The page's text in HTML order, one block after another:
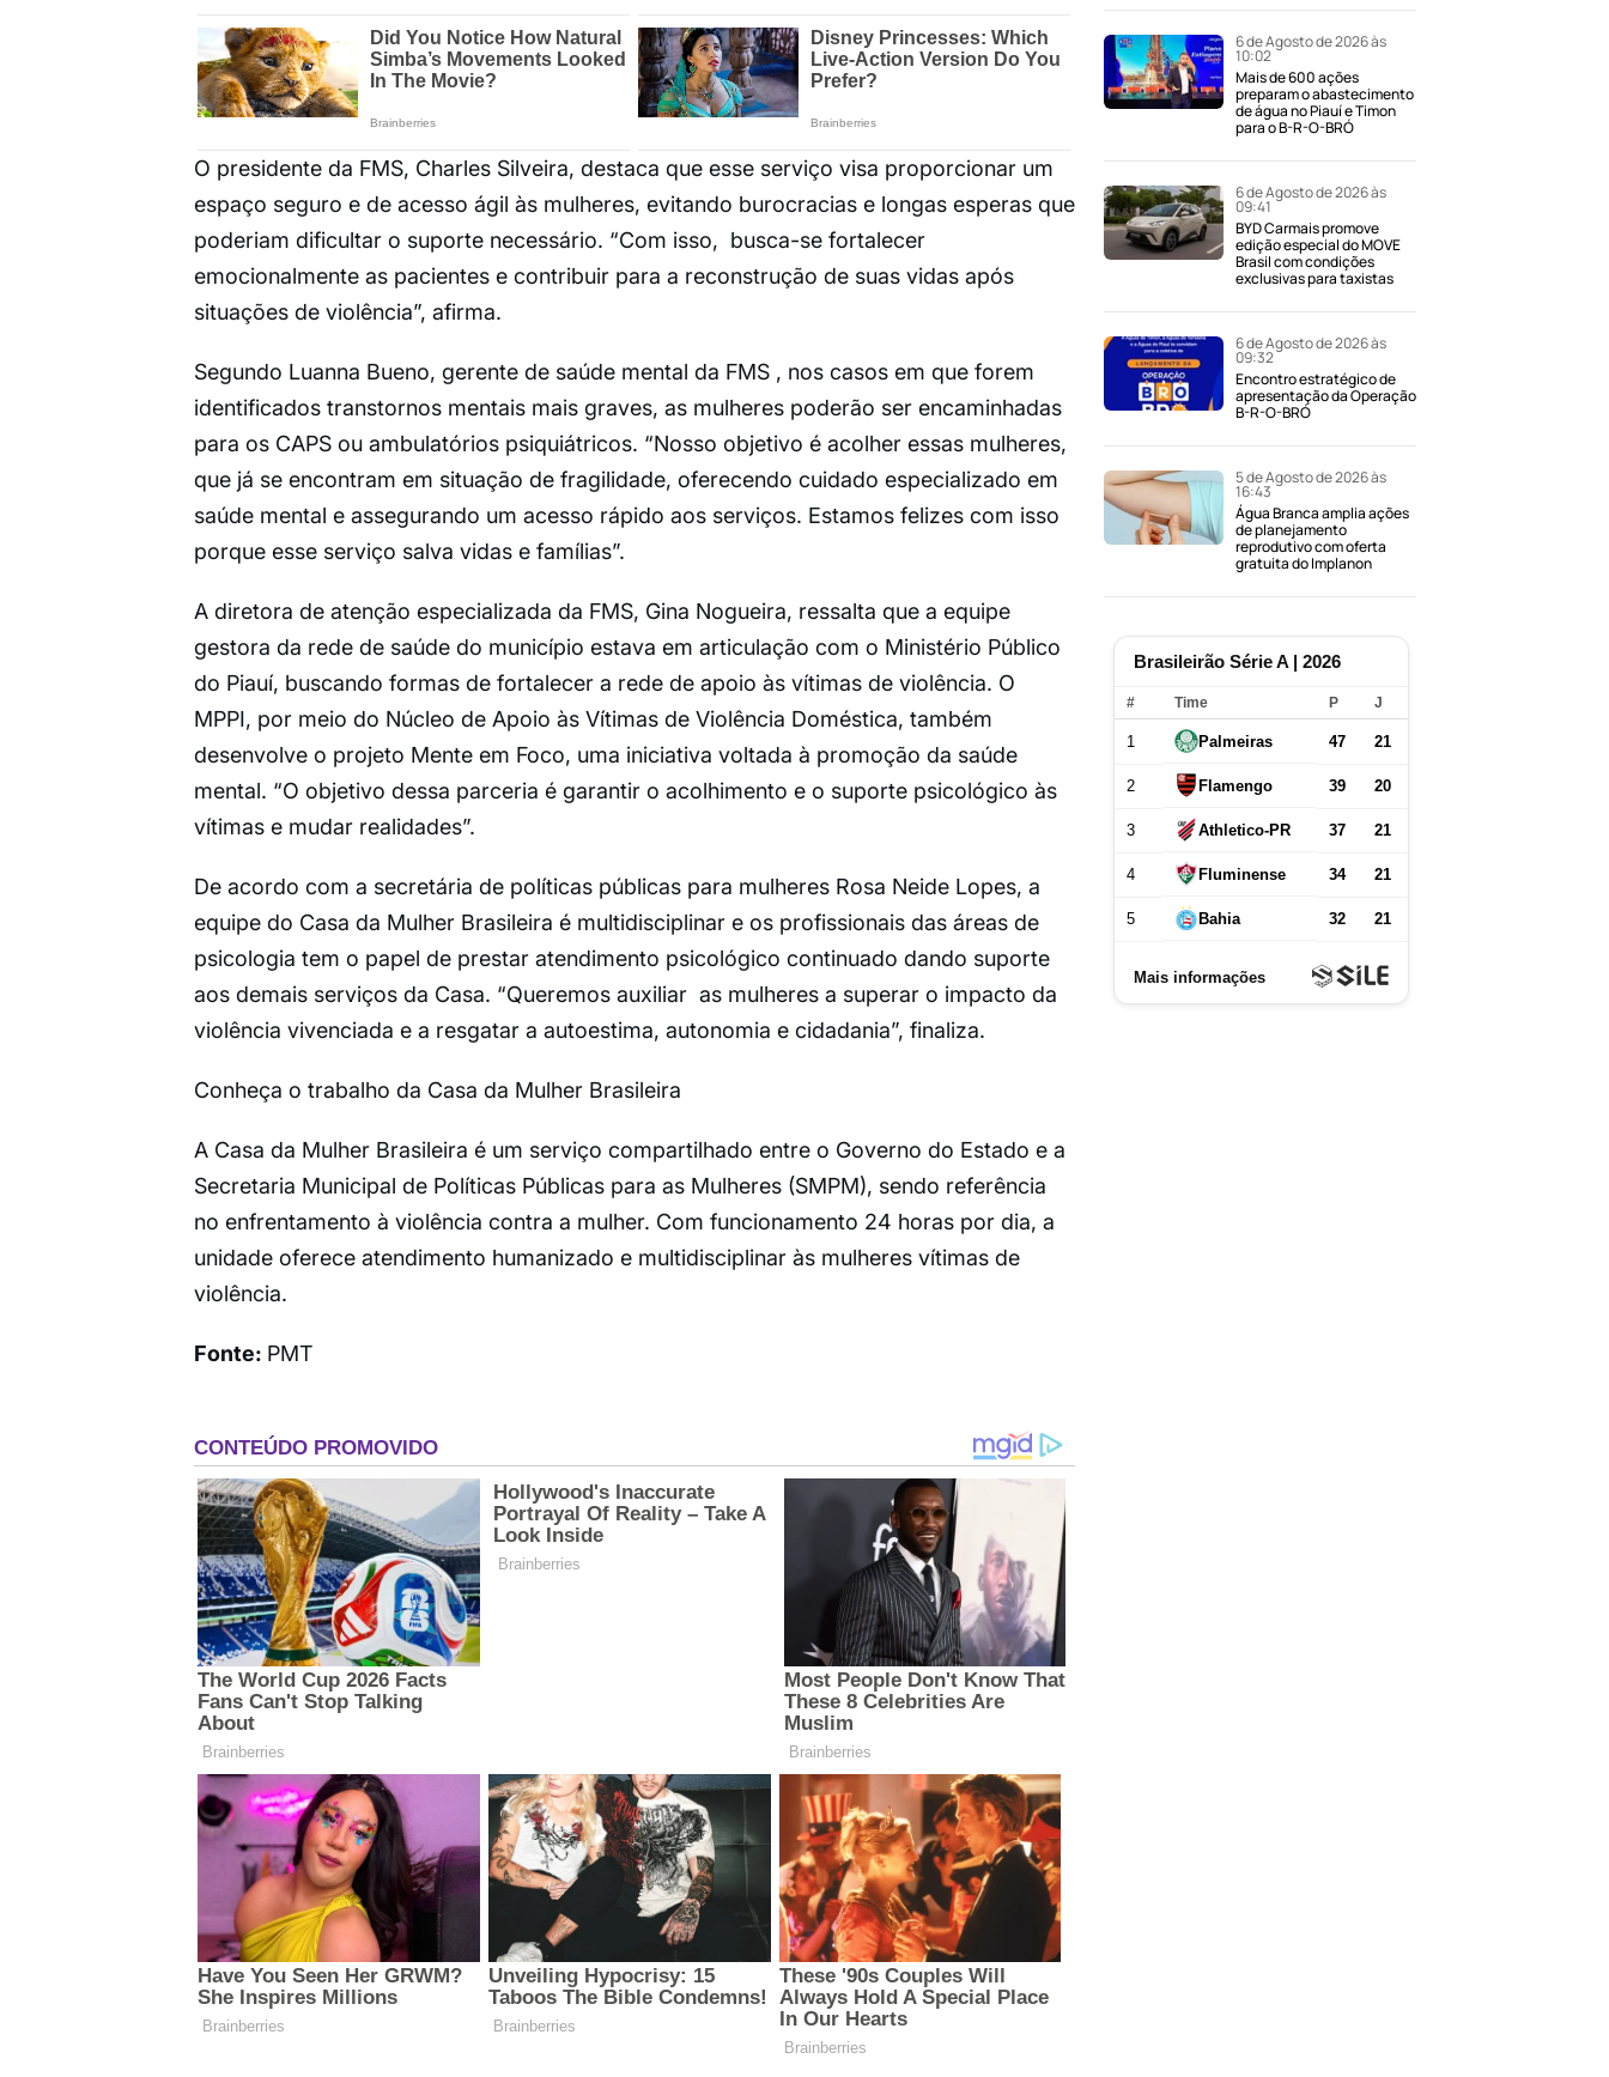
O presidente da FMS, Charles Silveira, destaca que esse serviço visa proporcionar um
espaço seguro e de acesso ágil às mulheres, evitando burocracias e longas esperas que
poderiam dificultar o suporte necessário. “Com isso, busca-se fortalecer
emocionalmente as pacientes e contribuir para a reconstrução de suas vidas após
situações de violência”, afirma.
Segundo Luanna Bueno, gerente de saúde mental da FMS , nos casos em que forem
identificados transtornos mentais mais graves, as mulheres poderão ser encaminhadas
para os CAPS ou ambulatórios psiquiátricos. “Nosso objetivo é acolher essas mulheres,
que já se encontram em situação de fragilidade, oferecendo cuidado especializado em
saúde mental e assegurando um acesso rápido aos serviços. Estamos felizes com isso
porque esse serviço salva vidas e famílias”.
A diretora de atenção especializada da FMS, Gina Nogueira, ressalta que a equipe
gestora da rede de saúde do município estava em articulação com o Ministério Público
do Piauí, buscando formas de fortalecer a rede de apoio às vítimas de violência. O
MPPI, por meio do Núcleo de Apoio às Vítimas de Violência Doméstica, também
desenvolve o projeto Mente em Foco, uma iniciativa voltada à promoção da saúde
mental. “O objetivo dessa parceria é garantir o acolhimento e o suporte psicológico às
vítimas e mudar realidades”.
De acordo com a secretária de políticas públicas para mulheres Rosa Neide Lopes, a
equipe do Casa da Mulher Brasileira é multidisciplinar e os profissionais das áreas de
psicologia tem o papel de prestar atendimento psicológico continuado dando suporte
aos demais serviços da Casa. “Queremos auxiliar as mulheres a superar o impacto da
violência vivenciada e a resgatar a autoestima, autonomia e cidadania”, finaliza.
Conheça o trabalho da Casa da Mulher Brasileira
A Casa da Mulher Brasileira é um serviço compartilhado entre o Governo do Estado e a
Secretaria Municipal de Políticas Públicas para as Mulheres (SMPM), sendo referência
no enfrentamento à violência contra a mulher. Com funcionamento 24 horas por dia, a
unidade oferece atendimento humanizado e multidisciplinar às mulheres vítimas de
violência.
Fonte: PMT
6 de Agosto de 2026 às
10:02
Mais de 600 ações
preparam o abastecimento
de água no Piauí e Timon
para o B-R-O-BRÓ
6 de Agosto de 2026 às
09:41
BYD Carmais promove
edição especial do MOVE
Brasil com condições
exclusivas para taxistas
6 de Agosto de 2026 às
09:32
Encontro estratégico de
apresentação da Operação
B-R-O-BRÓ
5 de Agosto de 2026 às
16:43
Água Branca amplia ações
de planejamento
reprodutivo com oferta
gratuita do Implanon